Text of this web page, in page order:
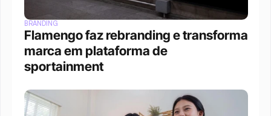
BRANDING
Flamengo faz rebranding e transforma
marca em plataforma de
sportainment